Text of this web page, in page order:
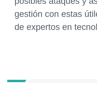
gestión con estas
de expertos en